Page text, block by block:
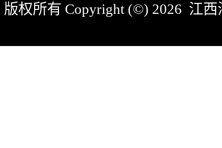
版权所有 Copyright (©) 2026 江西